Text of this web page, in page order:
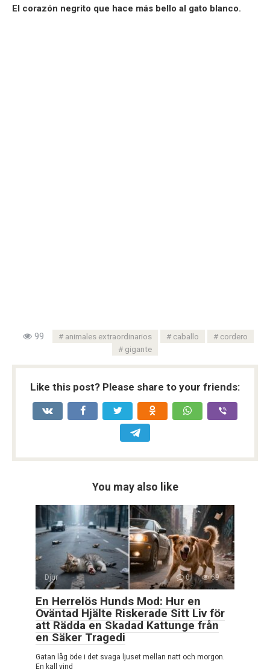
El corazón negrito que hace más bello al gato blanco.
99 animales extraordinarios caballo
cordero
gigante
Like this post? Please share to your friends:
You may also like
Djur 0 69
En Herrelös Hunds Mod: Hur en
Oväntad Hjälte Riskerade Sitt Liv för
att Rädda en Skadad Kattunge från
en Säker Tragedi
Gatan låg öde i det svaga ljuset mellan natt och morgon.
En kall vind